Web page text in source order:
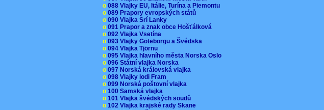
o 088 Vlajky EU, Itálie, Turína a Piemontu
o 089 Prapory evropských států
o 090 Vlajka Srí Lanky
o 091 Prapor a znak obce Hošťálková
o 092 Vlajka Vsetína
o 093 Vlajky Göteborgu a Švédska
o 094 Vlajka Tjörnu
o 095 Vlajka hlavního města Norska Oslo
o 096 Státní vlajka Norska
o 097 Norská královská vlajka
o 098 Vlajky lodi Fram
o 099 Norská poštovní vlajka
o 100 Samská vlajka
o 101 Vlajka švédských soudů
o 102 Vlajka krajské rady Skane